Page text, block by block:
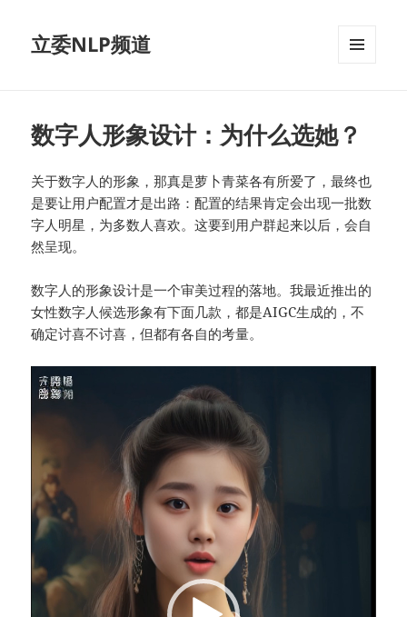
立委NLP频道
数字人形象设计：为什么选她？
关于数字人的形象，那真是萝卜青菜各有所爱了，最终也
是要让用户配置才是出路：配置的结果肯定会出现一批数
字人明星，为多数人喜欢。这要到用户群起来以后，会自
然呈现。
数字人的形象设计是一个审美过程的落地。我最近推出的
女性数字人候选形象有下面几款，都是AIGC生成的，不
确定讨喜不讨喜，但都有各自的考量。
视
频
播
放
器